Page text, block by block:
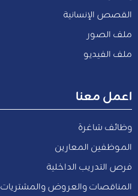
القصص الإنسانية
ملف الصور
ملف الفيديو
اعمل معنا
وظائف شاغرة
الموظفين المعارين
فرص التدريب الداخلية
المناقصات والعروض والمشتريات